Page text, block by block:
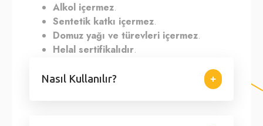
Alkol içermez.
Sentetik katkı içermez.
Domuz yağı ve türevleri içermez.
Helal sertifikalıdır.
Nasıl Kullanılır?